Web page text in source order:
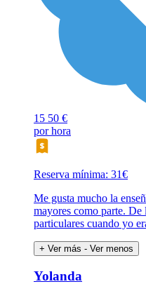
15 50 €
por hora
Reserva mínima: 31€
Me gusta mucho la
mayores como parte.
particulares cuando yo
+ Ver más - Ver menos
Yolanda